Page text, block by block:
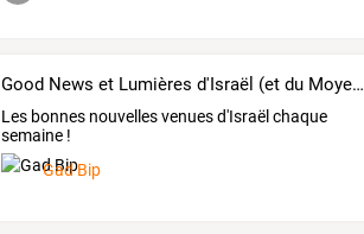
Good News et Lumières d'Israël (et du Moyen-Orient)
Les bonnes nouvelles venues d'Israël chaque
semaine !
Gad Bip